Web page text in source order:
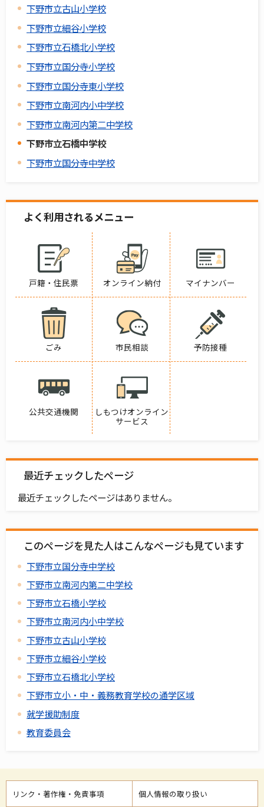
下野市立古山小学校
下野市立細谷小学校
下野市立石橋北小学校
下野市立国分寺小学校
下野市立国分寺東小学校
下野市立南河内小中学校
下野市立南河内第二中学校
下野市立石橋中学校
下野市立国分寺中学校
よく利用されるメニュー
戸籍・住民票 オンライン納付 マイナンバー
ごみ 市民相談 予防接種
公共交通機関
しもつけオンライン
サービス
最近チェックしたページ
最近チェックしたページはありません。
このページを見た人はこんなページも見ています
下野市立国分寺中学校
下野市立南河内第二中学校
下野市立石橋小学校
下野市立南河内小中学校
下野市立古山小学校
下野市立細谷小学校
下野市立石橋北小学校
下野市立小・中・義務教育学校の通学区域
就学援助制度
教育委員会
リンク・著作権・免責事項 個人情報の取り扱い